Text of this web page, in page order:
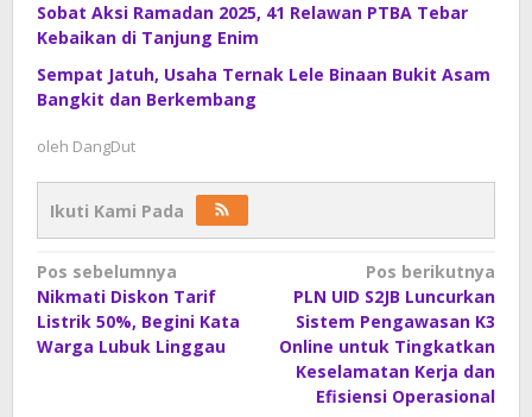
Sobat Aksi Ramadan 2025, 41 Relawan PTBA Tebar
Kebaikan di Tanjung Enim
Sempat Jatuh, Usaha Ternak Lele Binaan Bukit Asam
Bangkit dan Berkembang
oleh DangDut
Ikuti Kami Pada
Navigasi
pos
Pos sebelumnya
Nikmati Diskon Tarif
Listrik 50%, Begini Kata
Warga Lubuk Linggau
Pos berikutnya
PLN UID S2JB Luncurkan
Sistem Pengawasan K3
Online untuk Tingkatkan
Keselamatan Kerja dan
Efisiensi Operasional